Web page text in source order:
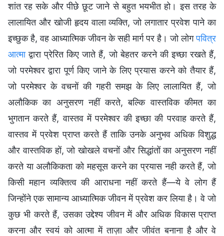
शांत रह सके और पीछे छूट जाने से बहुत भयभीत हो। इस तरह के
लालायित और खोजी हृदय वाला व्यक्ति, जो लगातार प्रवेश पाने का
इच्छुक है, वह आध्यात्मिक जीवन के सही मार्ग पर है। जो लोगपवित्र
आत्माद्वारा प्रेरित किए जाते हैं, जो बेहतर करने की इच्छा रखते हैं,
जो परमेश्वर द्वारा पूर्ण किए जाने के लिए प्रयास करने को तैयार हैं,
जो परमेश्वर के वचनों की गहरी समझ के लिए लालायित हैं, जो
अलौकिक का अनुसरण नहीं करते, बल्कि वास्तविक कीमत का
भुगतान करते हैं, वास्तव में परमेश्वर की इच्छा की परवाह करते हैं,
वास्तव में प्रवेश प्राप्त करते हैं ताकि उनके अनुभव अधिक विशुद्ध
और वास्तविक हों, जो खोखले वचनों और सिद्धांतों का अनुसरण नहीं
करते या अलौकिकता को महसूस करने का प्रयास नही करते हैं, जो
किसी महान व्यक्तित्व की आराधना नहीं करते हैं—ये वे लोग हैं
जिन्होंने एक सामान्य आध्यात्मिक जीवन में प्रवेश कर लिया है। वे जो
कुछ भी करते हैं, उसका उद्देश्य जीवन में और अधिक विकास प्राप्त
करना और स्वयं को आत्मा में ताज़ा और जीवंत बनाना है और वे